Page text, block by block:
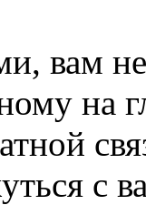
вам
на
с